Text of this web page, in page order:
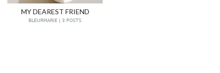
MY DEAREST FRIEND
BLEURMARIE | 3 POSTS